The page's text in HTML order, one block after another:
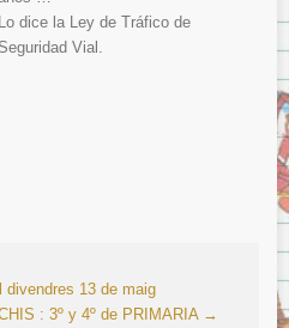
Lo dice la Ley de Tráfico de
Seguridad Vial.
divendres 13 de maig
: 3º y 4º de PRIMARIA →